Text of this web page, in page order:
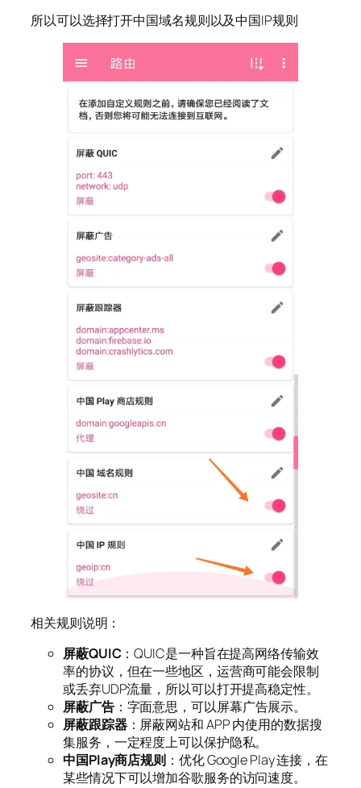
所以可以选择打开中国域名规则以及中国IP规则
相关规则说明：
屏蔽QUIC：QUIC是一种旨在提高网络传输效
率的协议，但在一些地区，运营商可能会限制
或丢弃UDP流量，所以可以打开提高稳定性。
屏蔽广告：字面意思，可以屏幕广告展示。
屏蔽跟踪器：屏蔽网站和 APP 内使用的数据搜
集服务，一定程度上可以保护隐私。
中国Play商店规则 ：优化 Google Play 连接，在
某些情况下可以增加谷歌服务的访问速度。